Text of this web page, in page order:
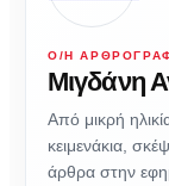
Ο/Η
Μιγδάνη
Από μικρή
κειμενάκια,
άρθρα στην